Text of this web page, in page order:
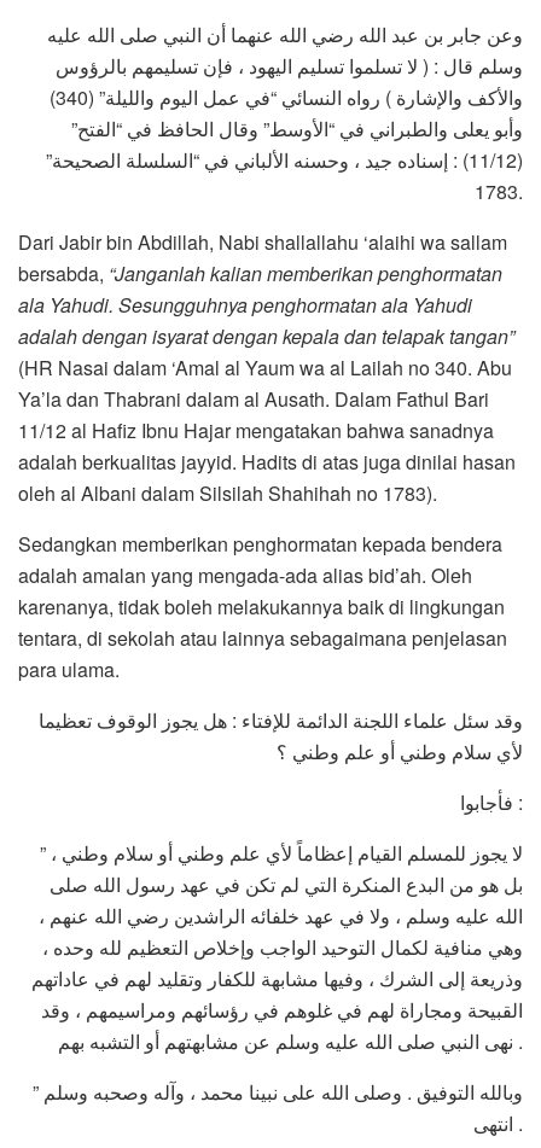
وعن جابر بن عبد الله رضي الله عنهما أن النبي صلى الله عليه
وسلم قال : ( لا تسلموا تسليم اليهود ، فإن تسليمهم بالرؤوس
والأكف والإشارة ) رواه النسائي “في عمل اليوم والليلة” (340)
وأبو يعلى والطبراني في “الأوسط” وقال الحافظ في “الفتح”
(11/12) : إسناده جيد ، وحسنه الألباني في “السلسلة الصحيحة”
1783.
Dari Jabir bin Abdillah, Nabi shallallahu ‘alaihi wa sallam
bersabda, “Janganlah kalian memberikan penghormatan
ala Yahudi. Sesungguhnya penghormatan ala Yahudi
adalah dengan isyarat dengan kepala dan telapak tangan”
(HR Nasai dalam ‘Amal al Yaum wa al Lailah no 340. Abu
Ya’la dan Thabrani dalam al Ausath. Dalam Fathul Bari
11/12 al Hafiz Ibnu Hajar mengatakan bahwa sanadnya
adalah berkualitas jayyid. Hadits di atas juga dinilai hasan
oleh al Albani dalam Silsilah Shahihah no 1783).
Sedangkan memberikan penghormatan kepada bendera
adalah amalan yang mengada-ada alias bid’ah. Oleh
karenanya, tidak boleh melakukannya baik di lingkungan
tentara, di sekolah atau lainnya sebagaimana penjelasan
para ulama.
وقد سئل علماء اللجنة الدائمة للإفتاء : هل يجوز الوقوف تعظيما
لأي سلام وطني أو علم وطني ؟
فأجابوا :
” لا يجوز للمسلم القيام إعظاماً لأي علم وطني أو سلام وطني ،
بل هو من البدع المنكرة التي لم تكن في عهد رسول الله صلى
الله عليه وسلم ، ولا في عهد خلفائه الراشدين رضي الله عنهم ،
وهي منافية لكمال التوحيد الواجب وإخلاص التعظيم لله وحده ،
وذريعة إلى الشرك ، وفيها مشابهة للكفار وتقليد لهم في عاداتهم
القبيحة ومجاراة لهم في غلوهم في رؤسائهم ومراسيمهم ، وقد
نهى النبي صلى الله عليه وسلم عن مشابهتهم أو التشبه بهم .
وبالله التوفيق . وصلى الله على نبينا محمد ، وآله وصحبه وسلم ”
انتهى .